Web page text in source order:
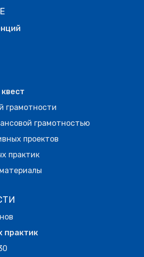
грамотности
грамотностью
проектов
практик
практик